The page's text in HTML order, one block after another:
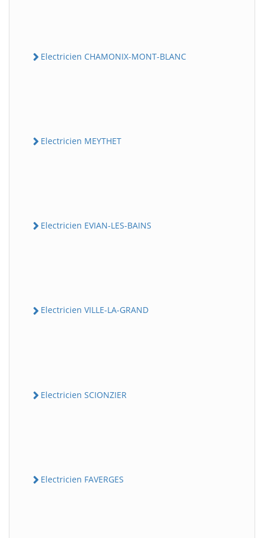
Electricien CHAMONIX-MONT-BLANC
Electricien MEYTHET
Electricien EVIAN-LES-BAINS
Electricien VILLE-LA-GRAND
Electricien SCIONZIER
Electricien FAVERGES